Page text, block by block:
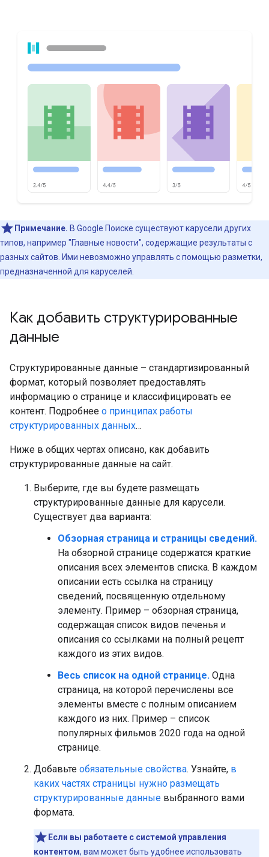
Примечание. В Google Поиске существуют карусели других
типов, например "Главные новости", содержащие результаты с
разных сайтов. Ими невозможно управлять с помощью разметки,
предназначенной для каруселей.
Как добавить структурированные
данные
Структурированные данные – стандартизированный
формат, который позволяет предоставлять
информацию о странице и классифицировать ее
контент. Подробнее о принципах работы
структурированных данных…
Ниже в общих чертах описано, как добавить
структурированные данные на сайт.
Выберите, где вы будете размещать
структурированные данные для карусели.
Существует два варианта:
Обзорная страница и страницы сведений.
На обзорной странице содержатся краткие
описания всех элементов списка. В каждом
описании есть ссылка на страницу
сведений, посвященную отдельному
элементу. Пример – обзорная страница,
содержащая список видов печенья и
описания со ссылками на полный рецепт
каждого из этих видов.
Весь список на одной странице. Одна
страница, на которой перечислены все
элементы вместе с полным описанием
каждого из них. Пример – список
популярных фильмов 2020 года на одной
странице.
Добавьте обязательные свойства. Узнайте, в
каких частях страницы нужно размещать
структурированные данные выбранного вами
формата.
Если вы работаете с системой управления
контентом, вам может быть удобнее использовать